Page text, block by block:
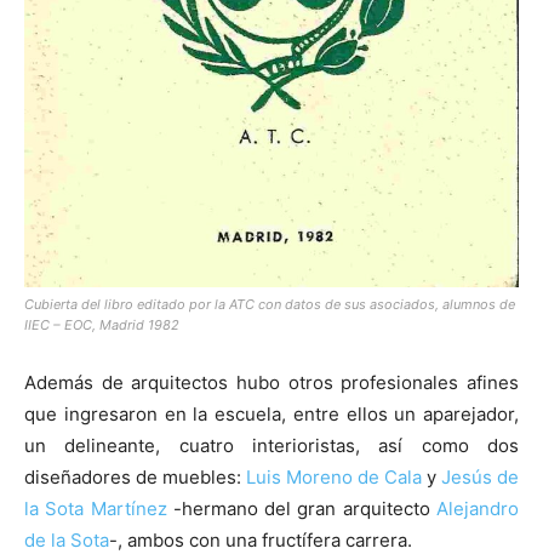
Cubierta del libro editado por la ATC con datos de sus asociados, alumnos de
IIEC – EOC, Madrid 1982
Además de arquitectos hubo otros profesionales afines
que ingresaron en la escuela, entre ellos un aparejador,
un delineante, cuatro interioristas, así como dos
diseñadores de muebles: Luis Moreno de Cala y Jesús de
la Sota Martínez-hermano del gran arquitectoAlejandro
de la Sota-, ambos con una fructífera carrera.